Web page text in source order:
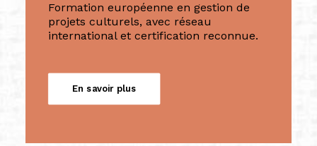
Formation européenne en gestion de
projets culturels, avec réseau
international et certification reconnue.
En savoir plus